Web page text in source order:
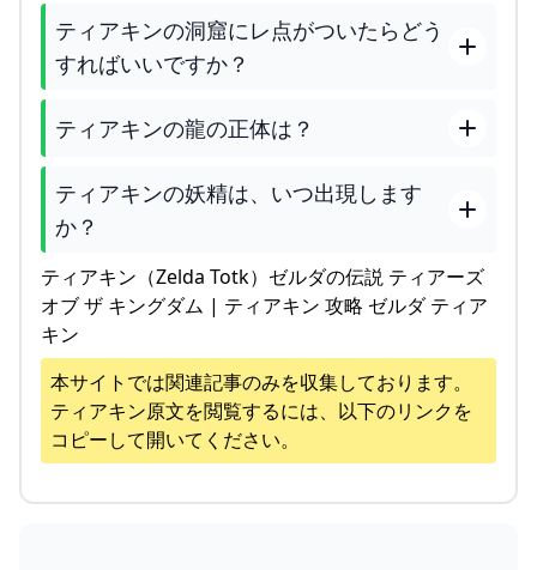
ティアキンの洞窟にレ点がついたらどう
すればいいですか？
ティアキンの龍の正体は？
ティアキンの妖精は、いつ出現します
か？
ティアキン（Zelda Totk）ゼルダの伝説 ティアーズ
オブ ザ キングダム | ティアキン 攻略 ゼルダ ティア
キン
本サイトでは関連記事のみを収集しております。
ティアキン原文を閲覧するには、以下のリンクを
コピーして開いてください。